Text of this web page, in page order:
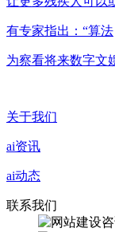
有专家指出：“算法
为察看将来数字文
关于我们
ai资讯
ai动态
联系我们